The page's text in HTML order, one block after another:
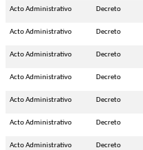
Acto Administrativo Decreto
Acto Administrativo Decreto
Acto Administrativo Decreto
Acto Administrativo Decreto
Acto Administrativo Decreto
Acto Administrativo Decreto
Acto Administrativo Decreto